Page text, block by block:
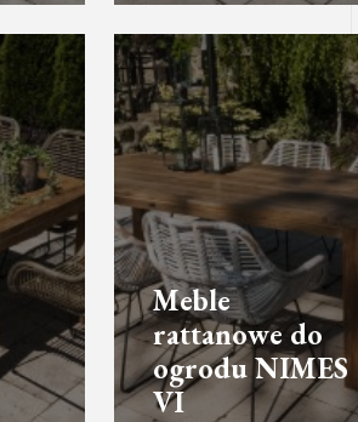
Meble
rattanowe do
ogrodu NIMES
VI